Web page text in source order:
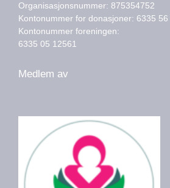
Organisasjonsnummer: 875354752
Kontonummer for donasjoner: 6335 56
Kontonummer foreningen:
6335 05 12561
Medlem av